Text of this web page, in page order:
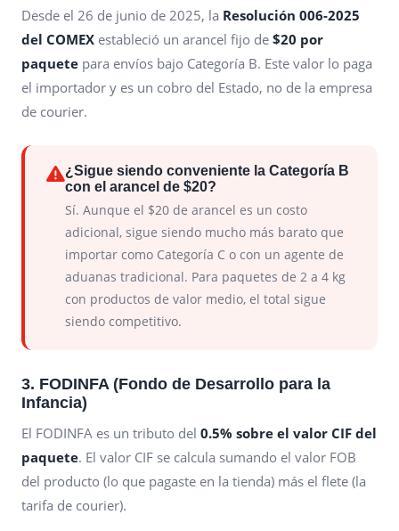
Desde el 26 de junio de 2025, la Resolución 006-2025
del COMEX estableció un arancel fijo de $20 por
paquete para envíos bajo Categoría B. Este valor lo paga
el importador y es un cobro del Estado, no de la empresa
de courier.
¿Sigue siendo conveniente la Categoría B
con el arancel de $20?
Sí. Aunque el $20 de arancel es un costo
adicional, sigue siendo mucho más barato que
importar como Categoría C o con un agente de
aduanas tradicional. Para paquetes de 2 a 4 kg
con productos de valor medio, el total sigue
siendo competitivo.
3. FODINFA (Fondo de Desarrollo para la
Infancia)
El FODINFA es un tributo del 0.5% sobre el valor CIF del
paquete. El valor CIF se calcula sumando el valor FOB
del producto (lo que pagaste en la tienda) más el flete (la
tarifa de courier).